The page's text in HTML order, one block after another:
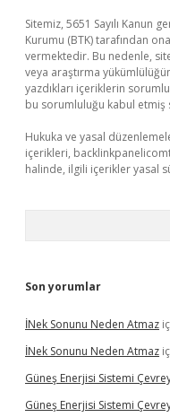
Sitemiz, 5651 Sayılı Kanun
Kurumu (BTK) tarafından
vermektedir. Bu nedenle,
veya araştırma
yazdıkları içeriklerin
bu sorumluluğu kabul etmiş
Hukuka ve yasal
içerikleri,
halinde, ilgili içerikler yasal
Son yorumlar
İNek Sonunu Neden Atmaz
İNek Sonunu Neden Atmaz
Güneş Enerjisi Sistemi
Güneş Enerjisi Sistemi